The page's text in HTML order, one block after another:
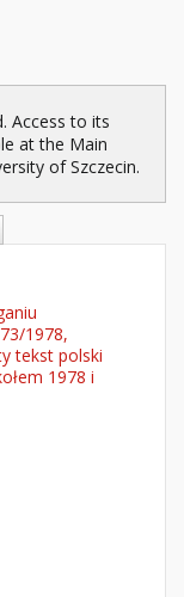
Access to its
at the Main
of Szczecin.
1978,
tekst polski
1978 i